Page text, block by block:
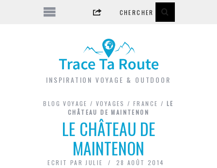
INSPIRATION VOYAGE & OUTDOOR
BLOG VOYAGE /VOYAGES /FRANCE / LE
CHÂTEAU DE MAINTENON
LE CHÂTEAU DE
MAINTENON
ECRIT PAR JULIE 28 AOÛT 2014